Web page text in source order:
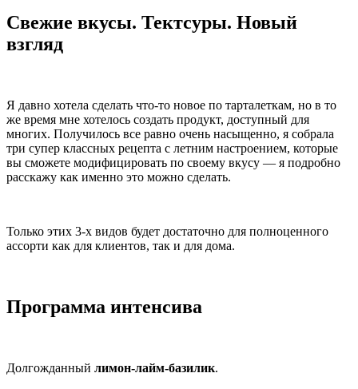
Свежие вкусы. Тектсуры. Новый
взгляд
Я давно хотела сделать что-то новое по тарталеткам, но в то
же время мне хотелось создать продукт, доступный для
многих. Получилось все равно очень насыщенно, я собрала
три супер классных рецепта с летним настроением, которые
вы сможете модифицировать по своему вкусу — я подробно
расскажу как именно это можно сделать.
Только этих 3-х видов будет достаточно для полноценного
ассорти как для клиентов, так и для дома.
Программа интенсива
Долгожданный лимон-лайм-базилик.